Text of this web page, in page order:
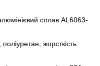
сплав AL6063-
жорсткість